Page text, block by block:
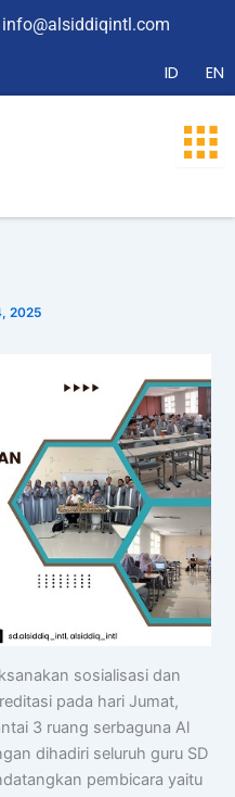
info@alsiddiqintl.com
ID EN
2025
sosialisasi dan
pada hari Jumat,
3 ruang serbaguna Al
dihadiri seluruh guru SD
pembicara yaitu